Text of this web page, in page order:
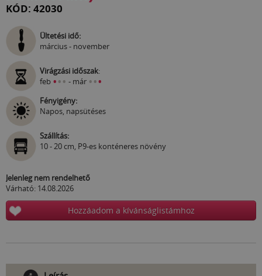
KÓD: 42030
Ültetési idő:
március - november
Virágzási időszak:
feb ••• - már •••
Fényigény:
Napos, napsütéses
Szállítás:
10 - 20 cm, P9-es konténeres növény
Jelenleg nem rendelhető
Várható: 14.08.2026
Hozzáadom a kívánságlistámhoz